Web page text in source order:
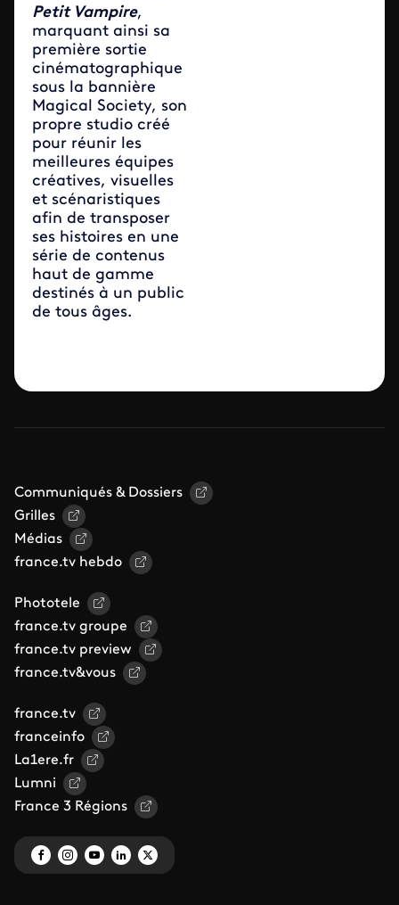
Petit Vampire,
marquant ainsi sa
première sortie
cinématographique
sous la bannière
Magical Society, son
propre studio créé
pour réunir les
meilleures équipes
créatives, visuelles
et scénaristiques
afin de transposer
ses histoires en une
série de contenus
haut de gamme
destinés à un public
de tous âges.
Communiqués & Dossiers
Grilles
Médias
france.tv hebdo
Phototele
france.tv groupe
france.tv preview
france.tv&vous
france.tv
franceinfo
La1ere.fr
Lumni
France 3 Régions